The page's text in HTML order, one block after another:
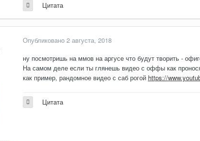
Цитата
Опубликовано 2 августа, 2018
ну посмотришь на ммов на аргусе что будут творить -
На самом деле если ты глянешь видео с оффы как
как пример, рандомное видео с саб рогой https://
Цитата